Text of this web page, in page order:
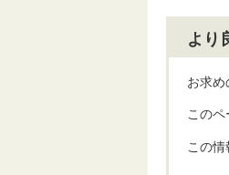
より
お求
この
この